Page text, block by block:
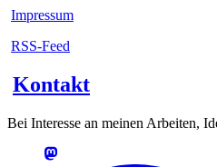
Impressum
RSS-Feed
Kontakt
Bei Interesse an meinen Arbeiten,